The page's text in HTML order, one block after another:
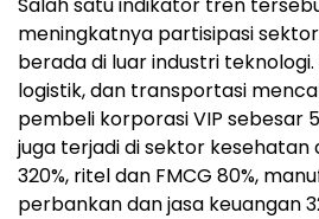
meningkatnya partisipasi
berada di luar industri
logistik, dan transportasi
pembeli korporasi VIP sebesar
juga terjadi di sektor kesehatan
320%, ritel dan FMCG 80%,
perbankan dan jasa keuangan